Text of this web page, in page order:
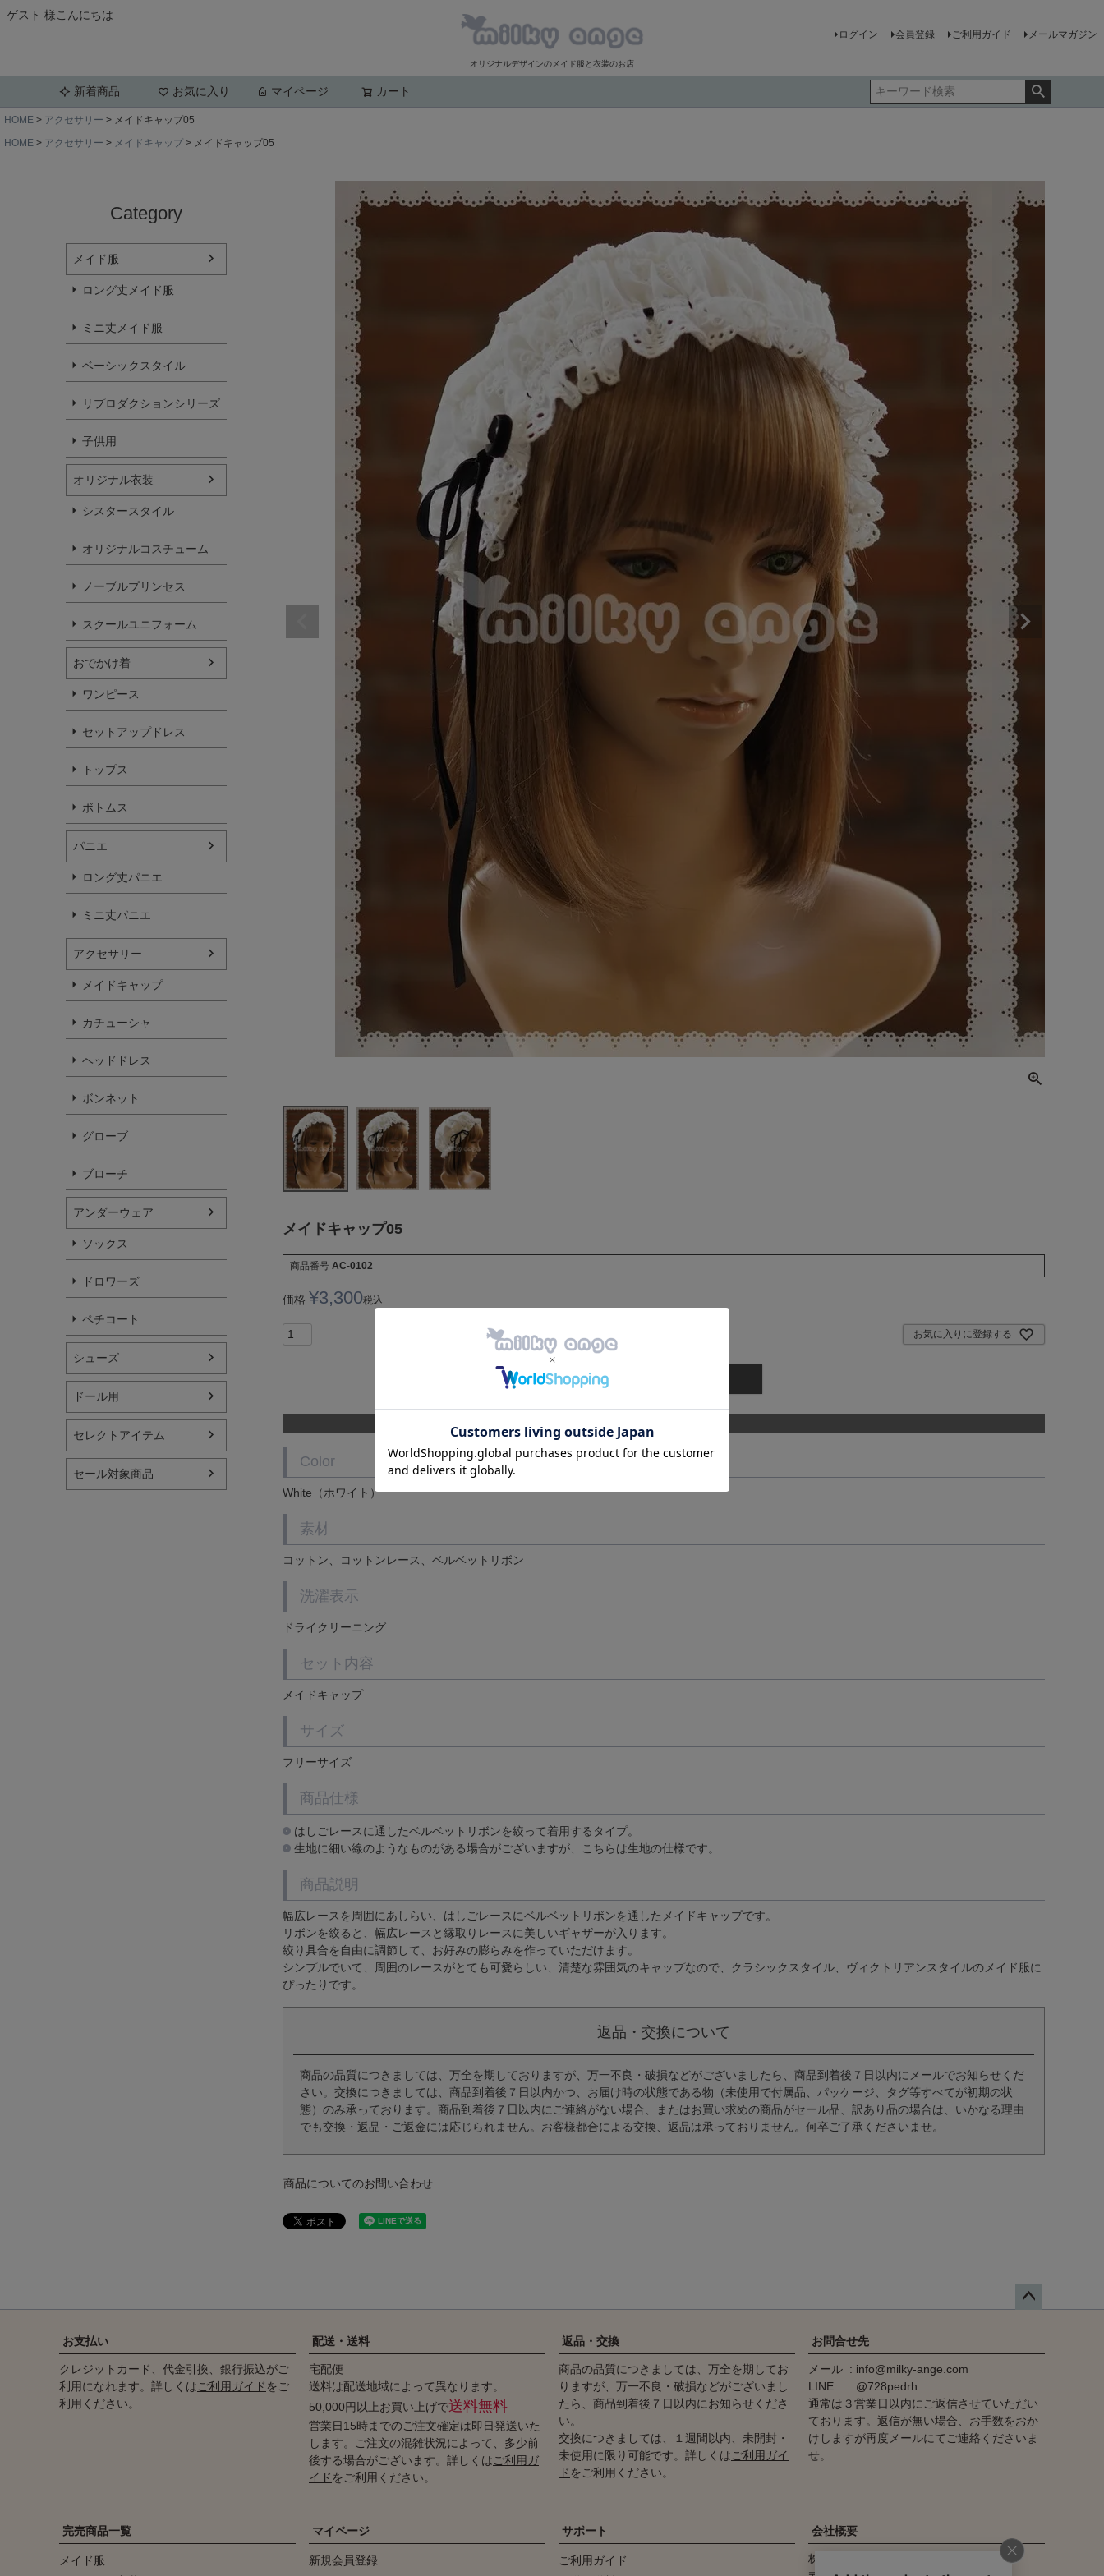
ゲスト 様こんにちは
オリジナルデザインのメイド服と衣装のお店
ログイン 会員登録 ご利用ガイド メールマガジン
新着商品 お気に入り マイページ カート
HOME アクセサリー
メイドキャップ05
HOME
アクセサリー メイドキャップ メイドキャップ05
Category
メイド服
ロング丈メイド服
ミニ丈メイド服
ベーシックスタイル
リプロダクションシリーズ
子供用
オリジナル衣装
シスタースタイル
オリジナルコスチューム
ノーブルプリンセス
スクールユニフォーム
おでかけ着
ワンピース
セットアップドレス
トップス
ボトムス
パニエ
ロング丈パニエ
ミニ丈パニエ
アクセサリー
メイドキャップ
カチューシャ
ヘッドドレス
ボンネット
グローブ
ブローチ
アンダーウェア
ソックス
ドロワーズ
ペチコート
シューズ
ドール用
セレクトアイテム
セール対象商品
メイドキャップ05
商品番号 AC-0102
価格 ¥3,300税込
お気に入りに登録する
Color
White（ホワイト）
素材
コットン、コットンレース、ベルベットリボン
洗濯表示
ドライクリーニング
セット内容
メイドキャップ
サイズ
フリーサイズ
商品仕様
はしごレースに通したベルベットリボンを絞って着用するタイプ。
生地に細い線のようなものがある場合がございますが、こちらは生地の仕様です。
商品説明
幅広レースを周囲にあしらい、はしごレースにベルベットリボンを通したメイドキャップです。
リボンを絞ると、幅広レースと縁取りレースに美しいギャザーが入ります。
絞り具合を自由に調節して、お好みの膨らみを作っていただけます。
シンプルでいて、周囲のレースがとても可愛らしい、清楚な雰囲気のキャップなので、クラシックスタイル、ヴィクトリアンスタイルのメイド服に
ぴったりです。
返品・交換について
商品の品質につきましては、万全を期しておりますが、万一不良・破損などがございましたら、商品到着後７日以内にメールでお知らせくだ
さい。交換につきましては、商品到着後７日以内かつ、お届け時の状態である物（未使用で付属品、パッケージ、タグ等すべてが初期の状
態）のみ承っております。商品到着後７日以内にご連絡がない場合、またはお買い求めの商品がセール品、訳あり品の場合は、いかなる理由
でも交換・返品・ご返金には応じられません。お客様都合による交換、返品は承っておりません。何卒ご了承くださいませ。
商品についてのお問い合わせ
ップ
お支払い
クレジットカード、代金引換、銀行振込がご
利用になれます。詳しくはご利用ガイド をご
利用ください。
配送・送料
宅配便
送料は配送地域によって異なります。
50,000円以上お買い上げで送料無料
営業日15時までのご注文確定は即日発送いた
します。ご注文の混雑状況によって、多少前
後する場合がございます。詳しくはご利用ガ
イド をご利用ください。
返品・交換
商品の品質につきましては、万全を期してお
りますが、万一不良・破損などがございまし
たら、商品到着後７日以内にお知らせくださ
い。
交換につきましては、１週間以内、未開封・
未使用に限り可能です。詳しくはご利用ガイ
ド をご利用ください。
お問合せ先
メール
info@milky-ange.com
LINE
@728pedrh
通常は３営業日以内にご返信させていただい
ております。返信が無い場合、お手数をおか
けしますが再度メールにてご連絡くださいま
せ。
完売商品一覧
メイド服
マイページ
新規会員登録
サポート
ご利用ガイド
会社概要
株式会社キジシロ milky ange